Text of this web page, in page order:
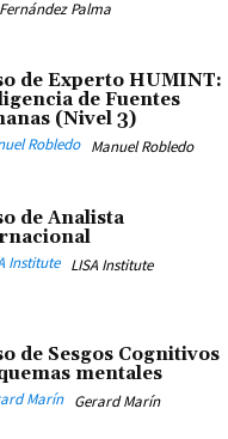
Palma
de Experto HUMINT:
de Fuentes
(Nivel 3)
Manuel Robledo
de Analista
LISA Institute
de Sesgos Cognitivos
mentales
Gerard Marín